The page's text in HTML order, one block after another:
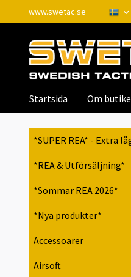
www.swetac.se
Startsida Om
*SUPER REA* - Extra
*REA & Utförsäljning*
*Sommar REA 2026*
*Nya produkter*
Accessoarer
Airsoft